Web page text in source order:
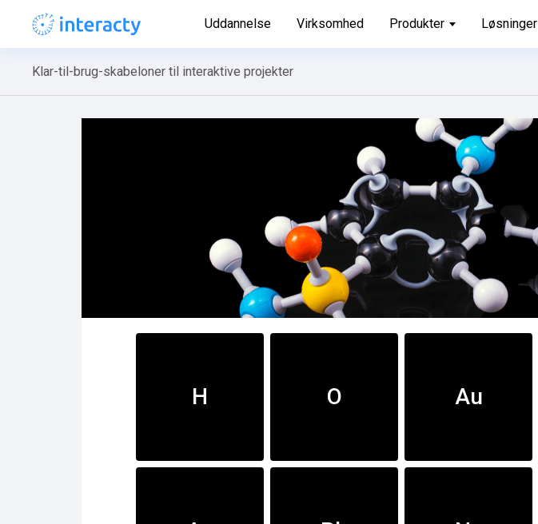
Uddannelse Virksomhed Produkter Løsninger
Klar-til-brug-skabeloner til interaktive projekter